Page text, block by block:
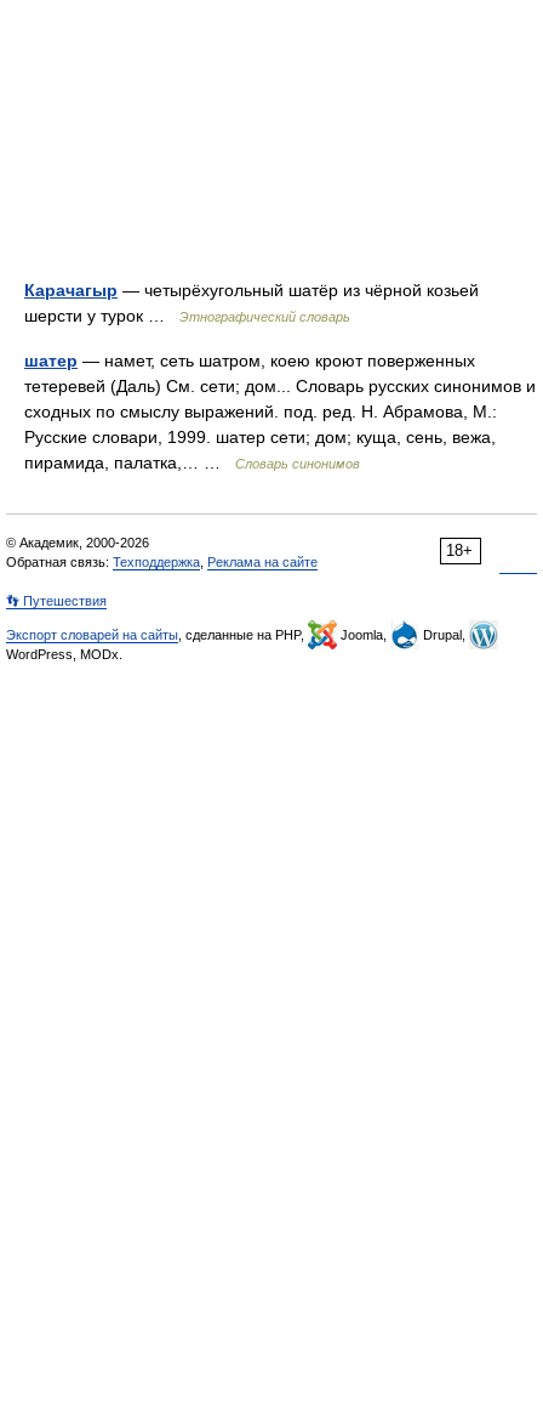
Карачагыр — четырёхугольный шатёр из чёрной козьей
шерсти у турок …
Этнографический словарь
шатер — намет, сеть шатром, коею кроют поверженных
тетеревей (Даль) См. сети; дом... Словарь русских синонимов и
сходных по смыслу выражений. под. ред. Н. Абрамова, М.:
Русские словари, 1999. шатер сети; дом; куща, сень, вежа,
пирамида, палатка,… …
Словарь синонимов
18+
© Академик, 2000-2026
Обратная связь: Техподдержка Реклама на сайте
👣 Путешествия
Экспорт словарей на сайты , сделанные на PHP, Joomla,
Drupal,
WordPress, MODx.